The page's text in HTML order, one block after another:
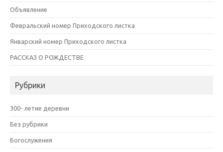
Объявление
Февральский номер Приходского листка
Январский номер Приходского листка
РАССКАЗ О РОЖДЕСТВЕ
Рубрики
300- летие деревни
Без рубрики
Богослужения